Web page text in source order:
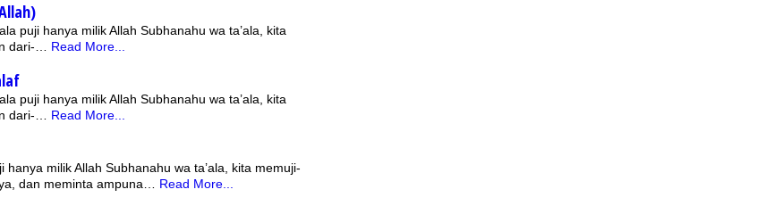
dari-… Read More...
dari-… Read More...
milik Allah Subhanahu wa ta’ala, kita memuji-
dan meminta ampuna… Read More...